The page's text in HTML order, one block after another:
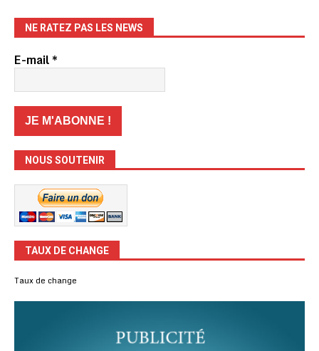
NE RATEZ PAS LES NEWS
E-mail*
NOUS SOUTENIR
TAUX DE CHANGE
Taux de change